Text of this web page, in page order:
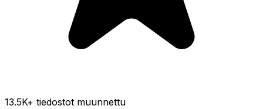
13.5K+ tiedostot muunnettu